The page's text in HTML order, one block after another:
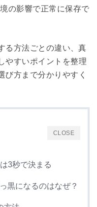
の影響で正常に保存で
る方法ごとの違い、真
やすいポイントを整理
び方まで分かりやすく
CLOSE
3秒で決まる
黒になるのはなぜ？